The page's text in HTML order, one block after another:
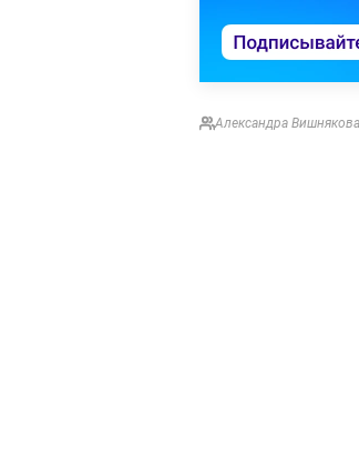
Александра Вишнякова